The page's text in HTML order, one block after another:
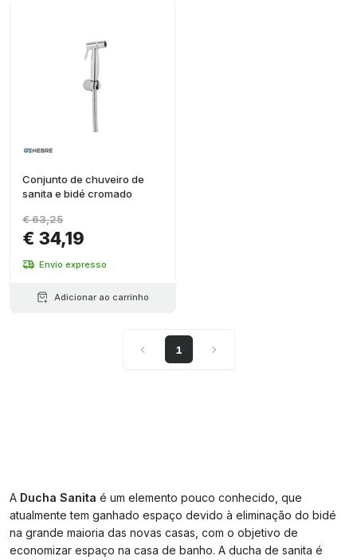
Conjunto de chuveiro de
sanita e bidé cromado
€ 34,19
€ 63,25
Envio expresso
Adicionar ao carrinho
1
A Ducha Sanita é um elemento pouco conhecido, que
atualmente tem ganhado espaço devido à eliminação do bidé
na grande maioria das novas casas, com o objetivo de
economizar espaço na casa de banho. A ducha de sanita é